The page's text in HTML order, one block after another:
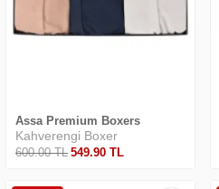
Assa Premium Boxers
Kahverengi Boxer
600.00TL 549.90 TL